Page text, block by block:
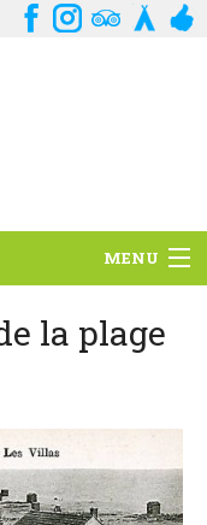
MENU
la plage